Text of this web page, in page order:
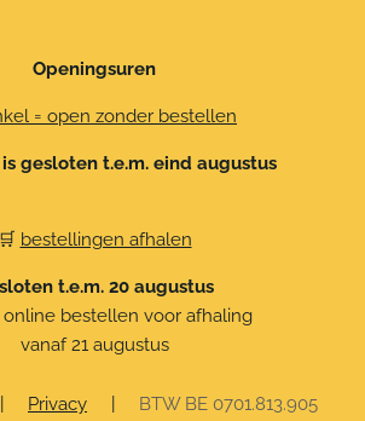
Openingsuren
= open zonder bestellen
gesloten t.e.m. eind augustus
🛒 bestellingen afhalen
t.e.m. 20 augustus
bestellen voor afhaling
vanaf 21 augustus
Privacy
BTW BE 0701.813.905